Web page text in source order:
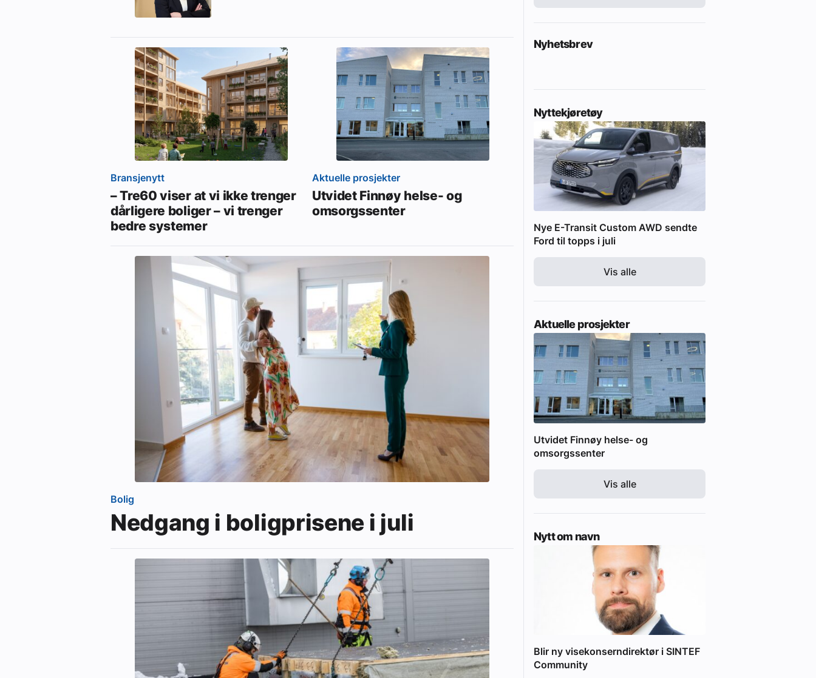
Bransjenytt
– Tre60 viser at vi ikke trenger
dårligere boliger – vi trenger
bedre systemer
Aktuelle prosjekter
Utvidet Finnøy helse- og
omsorgssenter
Bolig
Nedgang i boligprisene i juli
Nyhetsbrev
Nyttekjøretøy
Nye E-Transit Custom AWD sendte
Ford til topps i juli
Vis alle
Aktuelle prosjekter
Utvidet Finnøy helse- og
omsorgssenter
Vis alle
Nytt om navn
Blir ny visekonserndirektør i SINTEF
Community